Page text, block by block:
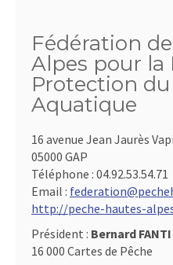
Fédération
Alpes pour la
Protection
Aquatique
16 avenue Jean Jaurès
05000 GAP
Téléphone : 04.92.53.54.71
Email :
http://peche-hautes-
Président : Bernard FANTI
16 000 Cartes de Pêche